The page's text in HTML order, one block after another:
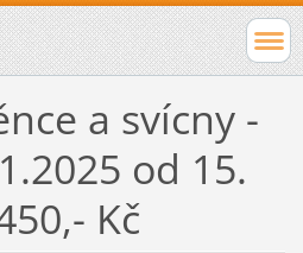
a svícny -
od 15.
Kč